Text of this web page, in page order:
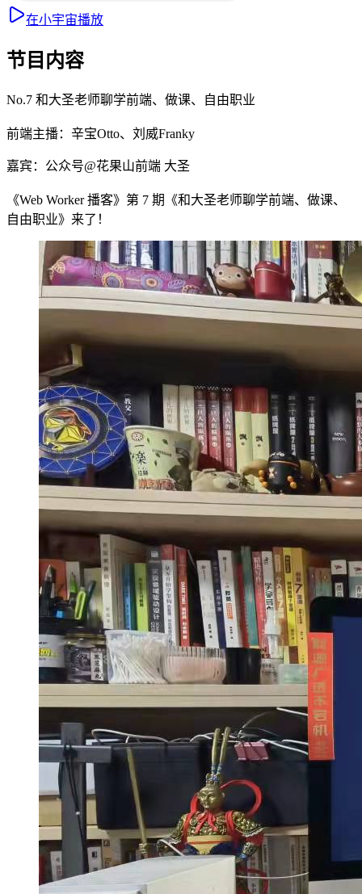
在小宇宙播放
节目内容
No.7 和大圣老师聊学前端、做课、自由职业
前端主播：辛宝Otto、刘威Franky
嘉宾：公众号@花果山前端 大圣
《Web Worker 播客》第 7 期《和大圣老师聊学前端、做课、
自由职业》来了！